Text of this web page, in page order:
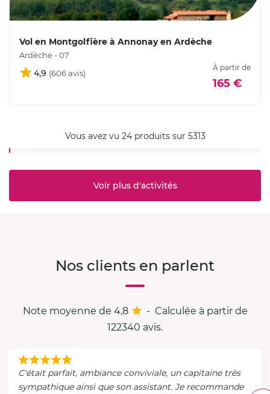
Vol en Montgolfière à Annonay en Ardèche
Ardèche - 07
4,9
À partir de
165 €
Vous avez vu 24 produits sur 5313
Voir plus d'activités
Nos clients en parlent
Note moyenne de 4,8 - Calculée à partir de
122340 avis.
C'était parfait, ambiance conviviale, un capitaine très
sympathique ainsi que son assistant. Je recommande